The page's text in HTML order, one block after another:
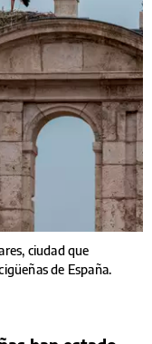
ciudad que
de España.